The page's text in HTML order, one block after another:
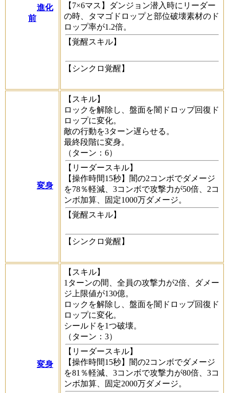
進化
前
【7×6マス】ダンジョン潜入時にリーダー
の時、タマゴドロップと部位破壊素材のド
ロップ率が1.2倍。
【覚醒スキル】
【シンクロ覚醒】
変身
【スキル】
ロックを解除し、盤面を闇ドロップ回復ド
ロップに変化。
敵の行動を3ターン遅らせる。
最終段階に変身。
（ターン：6）
【リーダースキル】
【操作時間15秒】闇の2コンボでダメージ
を78％軽減、3コンボで攻撃力が50倍、2コ
ンボ加算、固定1000万ダメージ。
【覚醒スキル】
【シンクロ覚醒】
変身
【スキル】
1ターンの間、全員の攻撃力が2倍、ダメー
ジ上限値が130億。
ロックを解除し、盤面を闇ドロップ回復ド
ロップに変化。
シールドを1つ破壊。
（ターン：3）
【リーダースキル】
【操作時間15秒】闇の2コンボでダメージ
を81％軽減、3コンボで攻撃力が80倍、3コ
ンボ加算、固定2000万ダメージ。